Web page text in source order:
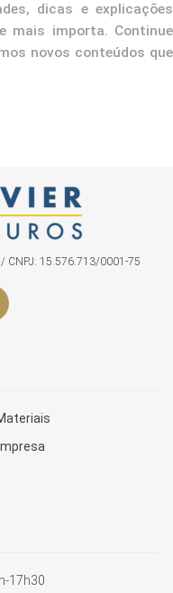
dicas e explicações
mais importa. Continue
novos conteúdos que
/ CNPJ: 15.576.713/0001-75
17h30